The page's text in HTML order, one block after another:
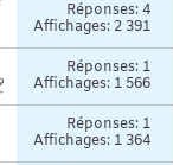
Réponses:4
Affichages: 2 391
Réponses: 1
Affichages: 1 566
Réponses: 1
Affichages: 1 364